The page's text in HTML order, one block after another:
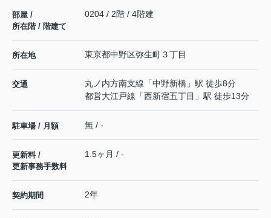
部屋 /
所在階 / 階建て
0204 / 2階 / 4階建
所在地 東京都中野区弥生町３丁目
交通 丸ノ内方南支線 「中野新橋 」駅 徒歩8分
都営大江戸線 「西新宿五丁目 」駅 徒歩13分
駐車場 / 月額 無 / -
更新料 /
更新事務手数料
1.5ヶ月 / -
契約期間 2年